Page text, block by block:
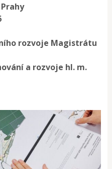
rozvoje Magistrátu
a rozvoje hl. m.